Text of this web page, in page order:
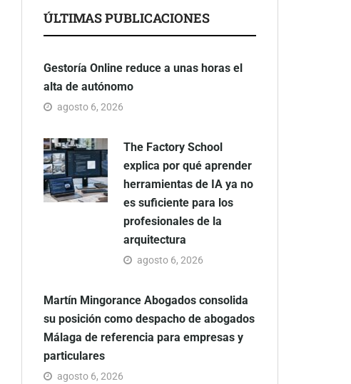
ÚLTIMAS PUBLICACIONES
Gestoría Online reduce a unas horas el
alta de autónomo
agosto 6, 2026
The Factory School
explica por qué aprender
herramientas de IA ya no
es suficiente para los
profesionales de la
arquitectura
agosto 6, 2026
Martín Mingorance Abogados consolida
su posición como despacho de abogados
Málaga de referencia para empresas y
particulares
agosto 6, 2026